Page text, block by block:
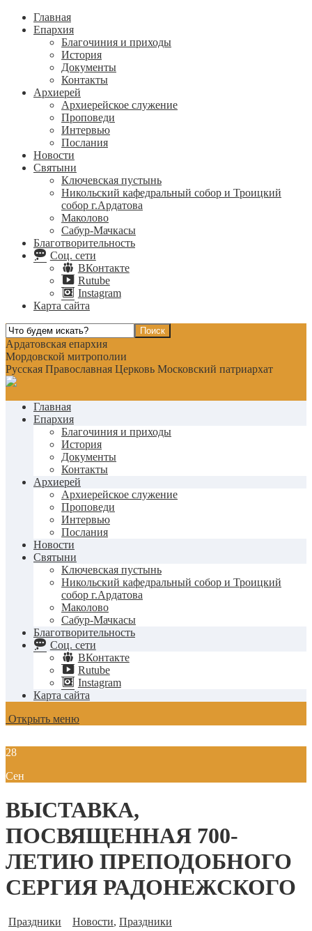
Главная
Епархия
Благочиния и приходы
История
Документы
Контакты
Архиерей
Архиерейское служение
Проповеди
Интервью
Послания
Новости
Святыни
Ключевская пустынь
Никольский кафедральный собор и Троицкий
собор г.Ардатова
Маколово
Сабур-Мачкасы
Благотворительность
Соц. сети
ВКонтакте
Rutube
Instagram
Карта сайта
Ардатовская епархия
Мордовской митрополии
Русская Православная Церковь Московский патриархат
Главная
Епархия
Благочиния и приходы
История
Документы
Контакты
Архиерей
Архиерейское служение
Проповеди
Интервью
Послания
Новости
Святыни
Ключевская пустынь
Никольский кафедральный собор и Троицкий
собор г.Ардатова
Маколово
Сабур-Мачкасы
Благотворительность
Соц. сети
ВКонтакте
Rutube
Instagram
Карта сайта
Открыть меню
28
Сен
ВЫСТАВКА,
ПОСВЯЩЕННАЯ 700-
ЛЕТИЮ ПРЕПОДОБНОГО
СЕРГИЯ РАДОНЕЖСКОГО
Праздники Новости, Праздники